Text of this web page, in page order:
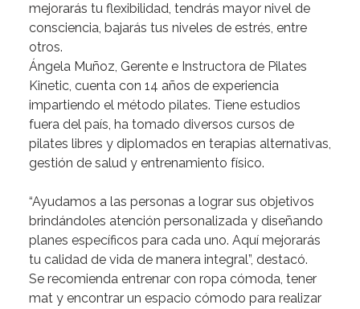
mejorarás tu flexibilidad, tendrás mayor nivel de
consciencia, bajarás tus niveles de estrés, entre
otros.
Ángela Muñoz, Gerente e Instructora de Pilates
Kinetic, cuenta con 14 años de experiencia
impartiendo el método pilates. Tiene estudios
fuera del país, ha tomado diversos cursos de
pilates libres y diplomados en terapias alternativas,
gestión de salud y entrenamiento físico.
“Ayudamos a las personas a lograr sus objetivos
brindándoles atención personalizada y diseñando
planes específicos para cada uno. Aquí mejorarás
tu calidad de vida de manera integral”, destacó.
Se recomienda entrenar con ropa cómoda, tener
mat y encontrar un espacio cómodo para realizar